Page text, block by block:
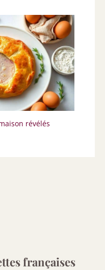
années.
révélés
françaises